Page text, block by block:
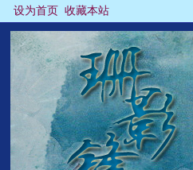
设为首页 收藏本站